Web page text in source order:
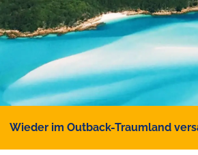
Wieder im Outback-Traumland